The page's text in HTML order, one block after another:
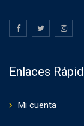
Enlaces
Mi cuenta